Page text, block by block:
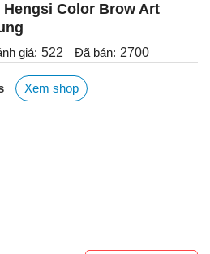
Hengsi Color Brow Art
giá: 522 Đã bán: 2700
Xem shop